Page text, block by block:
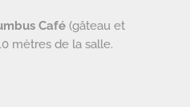
Café (gâteau et
mètres de la salle.